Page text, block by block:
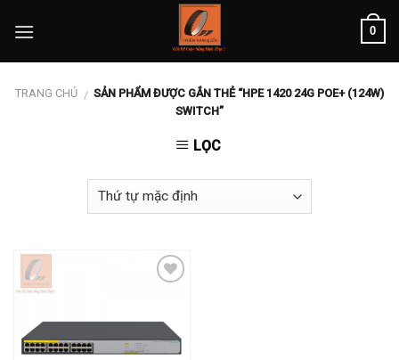
0
TRANG CHỦ / SẢN PHẨM ĐƯỢC GẮN THẺ “HPE 1420 24G POE+ (124W)
SWITCH”
LỌC
Add to
wishlist